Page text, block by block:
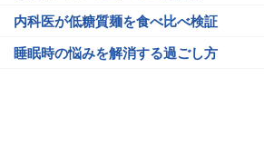
内科医が低糖質麺を食べ比べ検証
睡眠時の悩みを解消する過ごし方